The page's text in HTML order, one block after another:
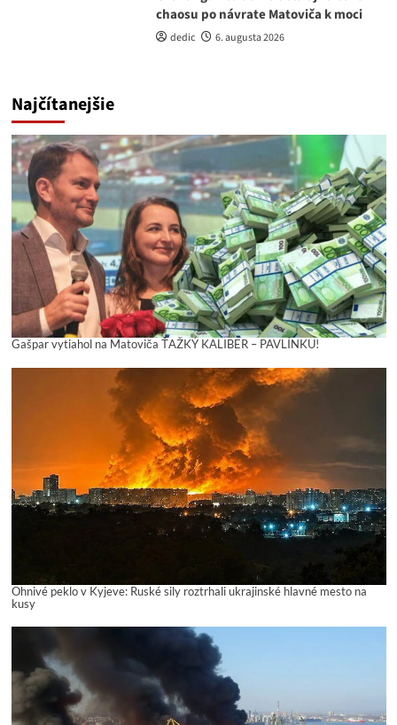
chaosu po návrate Matoviča k moci
dedic 6. augusta 2026
Najčítanejšie
Gašpar vytiahol na Matoviča ŤAŽKÝ KALIBER – PAVLÍNKU!
Ohnivé peklo v Kyjeve: Ruské sily roztrhali ukrajinské hlavné mesto na
kusy